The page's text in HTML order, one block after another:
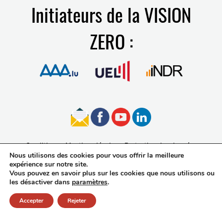
Initiateurs de la VISION
ZERO :
Conditions Mentions légales Protection des données
Accessibilité
Nous utilisons des cookies pour vous offrir la meilleure
expérience sur notre site.
Vous pouvez en savoir plus sur les cookies que nous utilisons ou
les désactiver dans paramètres.
Accepter Rejeter